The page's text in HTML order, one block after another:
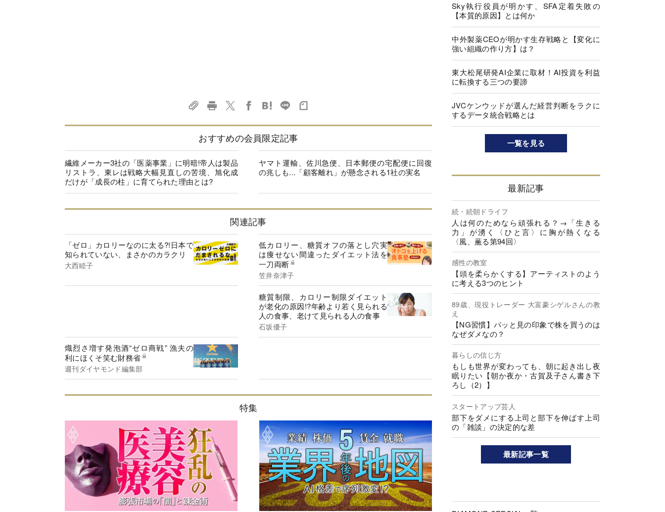
おすすめの会員限定記事
繊維メーカー3社の「医薬事業」に明暗!帝人は製品
リストラ、東レは戦略大幅見直しの苦境、旭化成
だけが「成長の柱」に育てられた理由とは?
ヤマト運輸、佐川急便、日本郵便の宅配便に回復
の兆しも...「顧客離れ」が懸念される1社の実名
関連記事
「ゼロ」カロリーなのに太る?!日本で
知られていない、まさかのカラクリ
大西睦子
低カロリー、糖質オフの落とし穴実
は痩せない間違ったダイエット法を
一刀両断
笠井奈津子
糖質制限、カロリー制限ダイエット
が老化の原因!?年齢より若く見られる
人の食事、老けて見られる人の食事
石坂優子
熾烈さ増す発泡酒“ゼロ商戦” 漁夫の
利にほくそ笑む財務省
週刊ダイヤモンド編集部
特集
Sky執行役員が明かす、SFA定着失敗の
【本質的原因】とは何か
中外製薬CEOが明かす生存戦略と【変化に
強い組織の作り方】は？
東大松尾研発AI企業に取材！AI投資を利益
に転換する三つの要諦
JVCケンウッドが選んだ経営判断をラクに
するデータ統合戦略とは
一覧を見る
最新記事
続・続朝ドライフ
人は何のためなら頑張れる？→「生きる
力」が湧く〈ひと言〉に胸が熱くなる
〈風、薫る第94回〉
感性の教室
【頭を柔らかくする】アーティストのよう
に考える3つのヒント
89歳、現役トレーダー 大富豪シゲルさんの教
え
【NG習慣】パッと見の印象で株を買うのは
なぜダメなの？
暮らしの信じ方
もしも世界が変わっても、朝に起き出し夜
眠りたい【朝か夜か・古賀及子さん書き下
ろし（2）】
スタートアップ芸人
部下をダメにする上司と部下を伸ばす上司
の「雑談」の決定的な差
最新記事一覧